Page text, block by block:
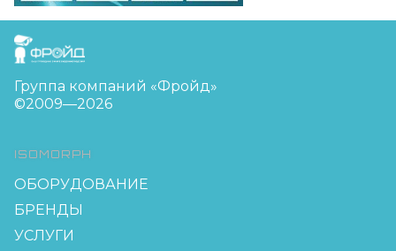
FreudGroup
Группа компаний «Фройд»
©2009—2026
ISOMORPH
ОБОРУДОВАНИЕ
БРЕНДЫ
УСЛУГИ